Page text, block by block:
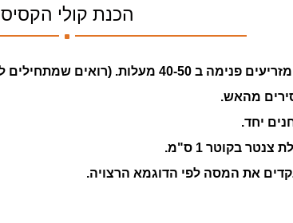
הכנת קולי הקסיס
.
שמתחילים לעלות אדים)
מהאש.
בקוטר 1 ס"מ.
את המסה לפי הדוגמא הרצויה.